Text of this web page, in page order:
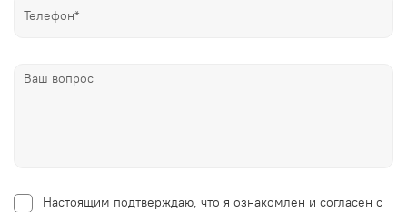
Настоящим подтверждаю, что я ознакомлен и согласен с